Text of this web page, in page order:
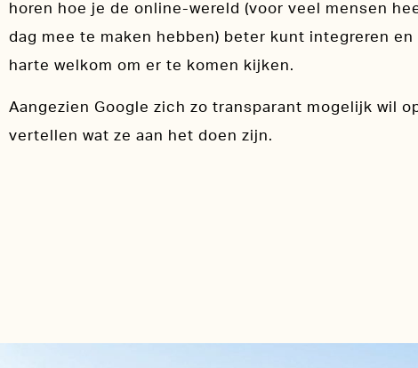
horen hoe je de online-wereld (voor veel mensen
dag mee te maken hebben) beter kunt integreren
harte welkom om er te komen kijken.
Aangezien Google zich zo transparant mogelijk wil
vertellen wat ze aan het doen zijn.